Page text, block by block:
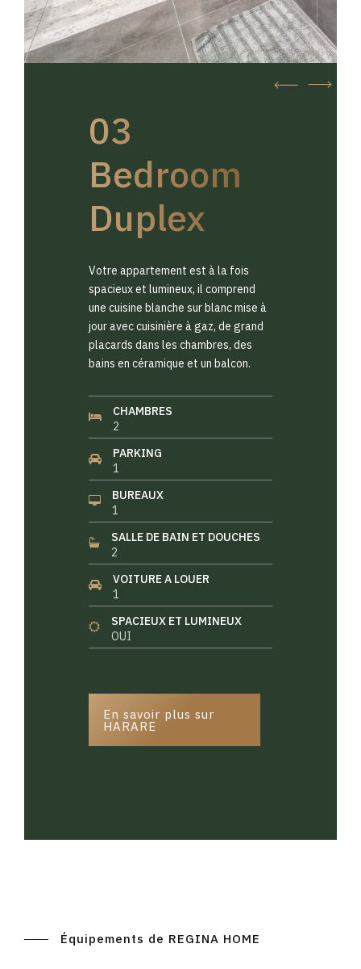
03
Bedroom
Duplex
Votre appartement est à la fois
spacieux et lumineux, il comprend
une cuisine blanche sur blanc mise à
jour avec cuisinière à gaz, de grand
placards dans les chambres, des
bains en céramique et un balcon.
CHAMBRES
2
PARKING
1
BUREAUX
1
SALLE DE BAIN ET DOUCHES
2
VOITURE A LOUER
1
SPACIEUX ET LUMINEUX
OUI
En savoir plus sur
HARARE
Équipements de REGINA HOME